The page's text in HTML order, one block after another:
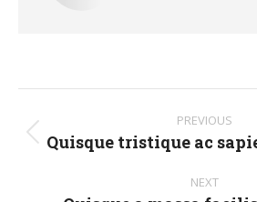
navigation
PREVIOUS
Quisque tristique ac
NEXT